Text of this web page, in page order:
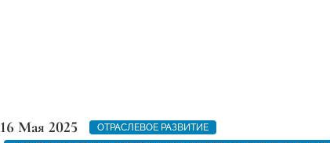
16 Мая 2025
ОТРАСЛЕВОЕ РАЗВИТИЕ